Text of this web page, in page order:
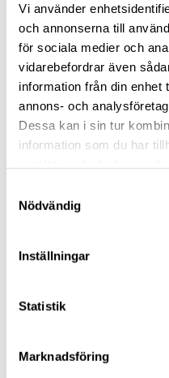
Vi använder
och annonserna till
för sociala medier och
vidarebefordrar även
information från din enhet
annons- och
Dessa kan i sin tur
information som du har
Nödvändig
Inställningar
Statistik
Marknadsföring
30 maj, 2025
Teleskoptruckar
för bygg,
23 maj, 2025
Har du
16 maj, 2025
Effektiv
9 maj, 2025
Se även
Truck 15–16 ton